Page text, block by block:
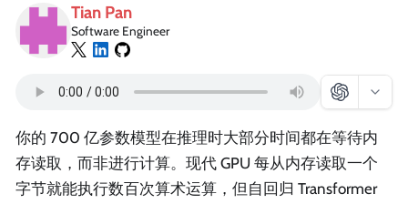
Tian Pan
Software Engineer
你的 700 亿参数模型在推理时大部分时间都在等待内
存读取，而非进行计算。现代 GPU 每从内存读取一个
字节就能执行数百次算术运算，但自回归 Transformer